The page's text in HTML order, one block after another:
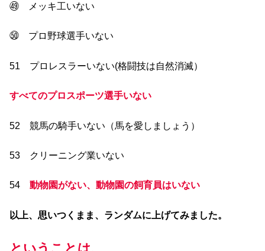
㊾ メッキ工いない
㊿ プロ野球選手いない
51 プロレスラーいない(格闘技は自然消滅）
すべてのプロスポーツ選手いない
52 競馬の騎手いない（馬を愛しましょう）
53 クリーニング業いない
54 動物園がない、動物園の飼育員はいない
以上、思いつくまま、ランダムに上げてみました。